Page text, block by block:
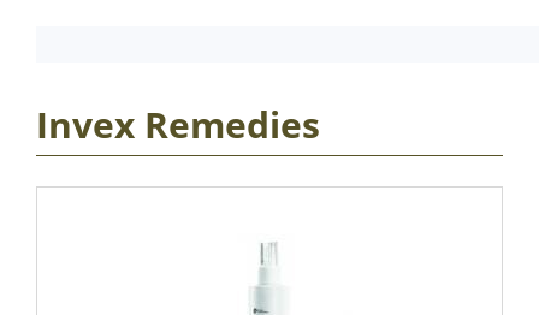
Invex Remedies